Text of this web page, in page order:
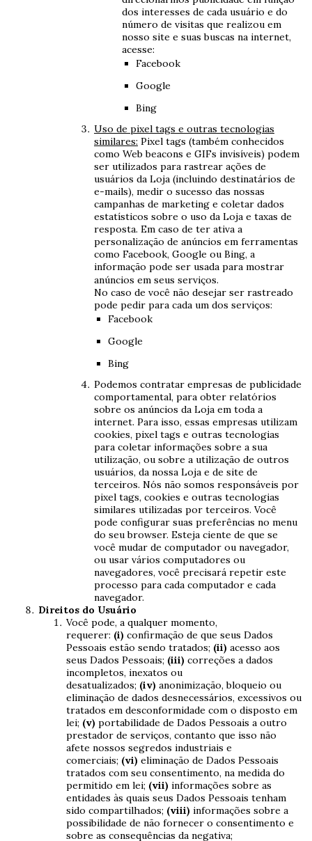
dos interesses de cada usuário e do
número de visitas que realizou em
nosso site e suas buscas na internet,
acesse:
Facebook
Google
Bing
Uso de pixel tags e outras tecnologias
similares: Pixel tags (também conhecidos
como Web beacons e GIFs invisíveis) podem
ser utilizados para rastrear ações de
usuários da Loja (incluindo destinatários de
e-mails), medir o sucesso das nossas
campanhas de marketing e coletar dados
estatísticos sobre o uso da Loja e taxas de
resposta. Em caso de ter ativa a
personalização de anúncios em ferramentas
como Facebook, Google ou Bing, a
informação pode ser usada para mostrar
anúncios em seus serviços.
No caso de você não desejar ser rastreado
pode pedir para cada um dos serviços:
Facebook
Google
Bing
Podemos contratar empresas de publicidade
comportamental, para obter relatórios
sobre os anúncios da Loja em toda a
internet. Para isso, essas empresas utilizam
cookies, pixel tags e outras tecnologias
para coletar informações sobre a sua
utilização, ou sobre a utilização de outros
usuários, da nossa Loja e de site de
terceiros. Nós não somos responsáveis por
pixel tags, cookies e outras tecnologias
similares utilizadas por terceiros. Você
pode configurar suas preferências no menu
do seu browser. Esteja ciente de que se
você mudar de computador ou navegador,
ou usar vários computadores ou
navegadores, você precisará repetir este
processo para cada computador e cada
navegador.
Direitos do Usuário
Você pode, a qualquer momento,
requerer: (i) confirmação de que seus Dados
Pessoais estão sendo tratados; (ii) acesso aos
seus Dados Pessoais; (iii) correções a dados
incompletos, inexatos ou
desatualizados; (iv) anonimização, bloqueio ou
eliminação de dados desnecessários, excessivos ou
tratados em desconformidade com o disposto em
lei; (v) portabilidade de Dados Pessoais a outro
prestador de serviços, contanto que isso não
afete nossos segredos industriais e
comerciais; (vi) eliminação de Dados Pessoais
tratados com seu consentimento, na medida do
permitido em lei; (vii) informações sobre as
entidades às quais seus Dados Pessoais tenham
sido compartilhados; (viii) informações sobre a
possibilidade de não fornecer o consentimento e
sobre as consequências da negativa;